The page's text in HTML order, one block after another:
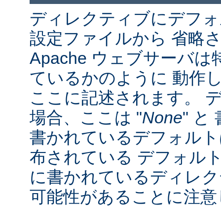
ディレクティブにデフ
設定ファイルから 省略
Apache ウェブサーバは
ているかのように 動作
ここに記述されます。
場合、ここは "None" と
書かれているデフォル
布されている デフォル
に書かれているディレ
可能性があることに注